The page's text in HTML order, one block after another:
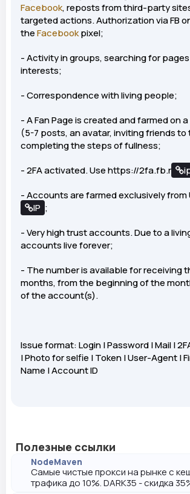
Facebook, reposts from third-party
targeted actions. Authorization via FB
theFacebookpixel;
- Activity in groups, searching for
interests;
- Correspondence with living people;
- A Fan Page is created and farmed on
(5-7 posts, an avatar, inviting friends to
completing the steps of fullness;
- 2FA activated. Use https://2fa.fb.r
- Accounts are farmed exclusively from
IP ;
- Very high trust accounts. Due to a
accounts live forever;
- The number is available for receiving
months, from the beginning of the
of the account(s).
Issue format: Login | Password | Mail |
| Photo for selfie | Token | User-Agent |
Name | Account ID
Полезные ссылки
NodeMaven
Самые чистые прокси на рынке с
трафика до 10%. DARK35 - скидка